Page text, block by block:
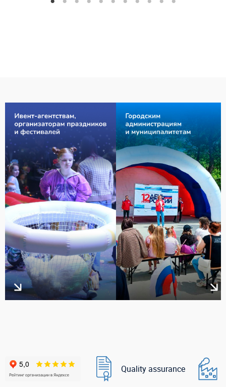
Quality assurance